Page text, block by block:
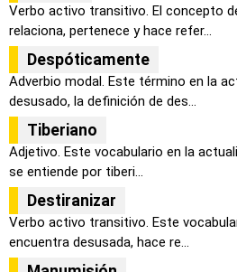
Verbo activo transitivo. El concepto
relaciona, pertenece y hace refer...
Despóticamente
Adverbio modal. Este término en la
desusado, la definición de des...
Tiberiano
Adjetivo. Este vocabulario en la
se entiende por tiberi...
Destiranizar
Verbo activo transitivo. Este
encuentra desusada, hace re...